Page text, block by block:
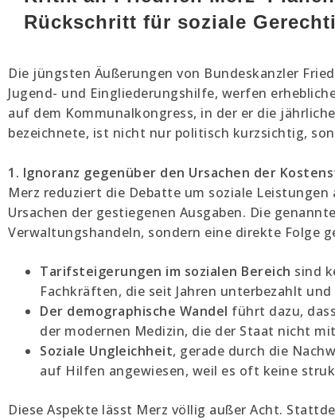
Rückschritt für soziale
Die jüngsten Äußerungen von Bundeskanzler
Jugend- und Eingliederungshilfe, werfen
auf dem Kommunalkongress, in der er die
bezeichnete, ist nicht nur politisch kurzsichtig,
1. Ignoranz gegenüber den Ursachen der
Merz reduziert die Debatte um soziale
Ursachen der gestiegenen Ausgaben. Die
Verwaltungshandeln, sondern eine direkte Folge
Tarifsteigerungen im sozialen Bereich sind
Fachkräften, die seit Jahren unterbezahlt
Der demographische Wandel führt dazu,
der modernen Medizin, die der Staat nicht
Soziale Ungleichheit, gerade durch die
auf Hilfen angewiesen, weil es oft keine
Diese Aspekte lässt Merz völlig außer Acht.